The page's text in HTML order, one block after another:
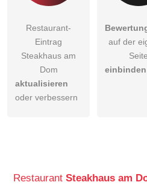
Restaurant-
Eintrag
Steakhaus am
Dom
aktualisieren
oder verbessern
auf der
Seite
einbinden
Restaurant Steakhaus am